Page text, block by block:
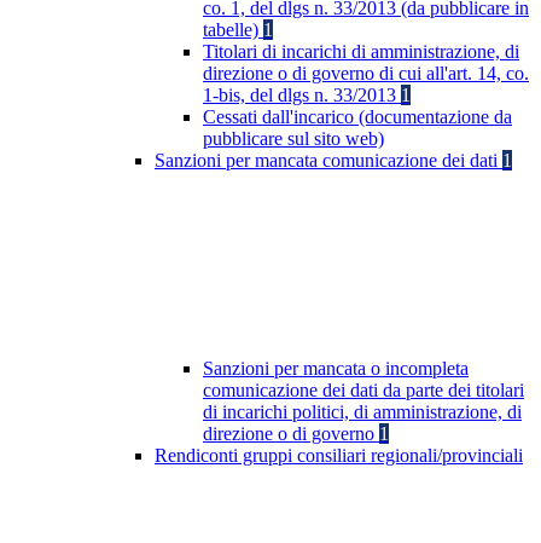
co. 1, del dlgs n. 33/2013 (da pubblicare in
tabelle) 1
Titolari di incarichi di amministrazione, di
direzione o di governo di cui all'art. 14, co.
1-bis, del dlgs n. 33/2013 1
Cessati dall'incarico (documentazione da
pubblicare sul sito web)
Sanzioni per mancata comunicazione dei dati 1
Sanzioni per mancata o incompleta
comunicazione dei dati da parte dei titolari
di incarichi politici, di amministrazione, di
direzione o di governo 1
Rendiconti gruppi consiliari regionali/provinciali